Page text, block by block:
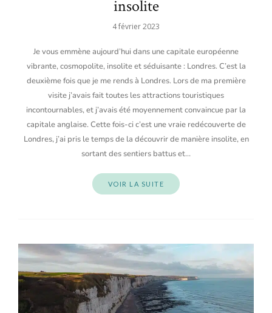
insolite
4 février 2023
Je vous emmène aujourd’hui dans une capitale européenne
vibrante, cosmopolite, insolite et séduisante : Londres. C’est la
deuxième fois que je me rends à Londres. Lors de ma première
visite j’avais fait toutes les attractions touristiques
incontournables, et j’avais été moyennement convaincue par la
capitale anglaise. Cette fois-ci c’est une vraie redécouverte de
Londres, j’ai pris le temps de la découvrir de manière insolite, en
sortant des sentiers battus et…
VOIR LA SUITE